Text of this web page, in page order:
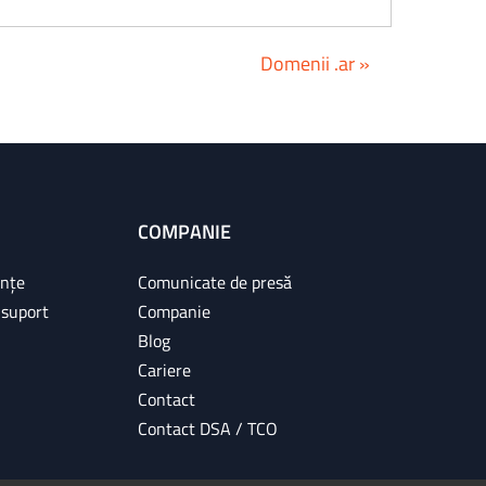
Domenii .ar »
COMPANIE
Comunicate de presă
Companie
Blog
Cariere
Contact
Contact DSA / TCO